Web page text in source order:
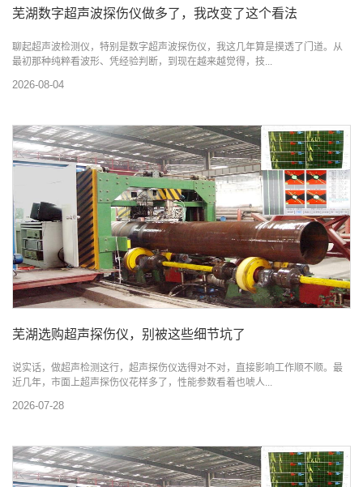
芜湖数字超声波探伤仪做多了，我改变了这个看法
聊起超声波检测仪，特别是数字超声波探伤仪，我这几年算是摸透了门道。从
最初那种纯粹看波形、凭经验判断，到现在越来越觉得，技...
2026-08-04
芜湖选购超声探伤仪，别被这些细节坑了
说实话，做超声检测这行，超声探伤仪选得对不对，直接影响工作顺不顺。最
近几年，市面上超声探伤仪花样多了，性能参数看着也唬人...
2026-07-28